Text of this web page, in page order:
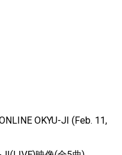
OKYU-JI (Feb. 11,